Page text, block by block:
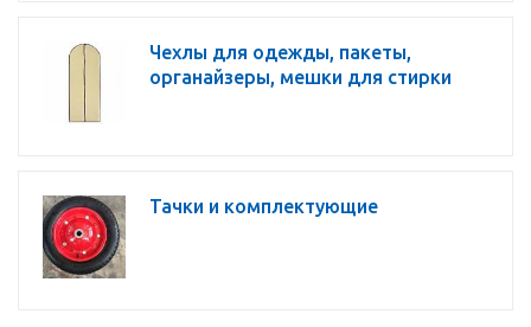
Чехлы для одежды, пакеты,
органайзеры, мешки для стирки
Тачки и комплектующие